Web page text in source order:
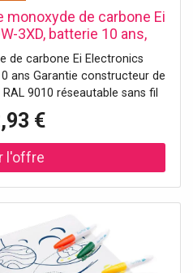
monoxyde de carbone Ei
3XD, batterie 10 ans,
sans fil
de carbone Ei Electronics
ans Garantie constructeur de
9010 réseautable sans fil
€